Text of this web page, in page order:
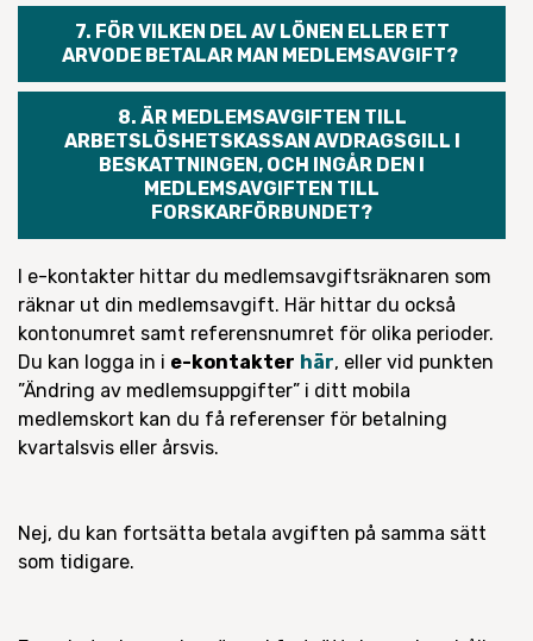
7. FÖR VILKEN DEL AV LÖNEN ELLER ETT
ARVODE BETALAR MAN MEDLEMSAVGIFT?
8. ÄR MEDLEMSAVGIFTEN TILL
ARBETSLÖSHETSKASSAN AVDRAGSGILL I
BESKATTNINGEN, OCH INGÅR DEN I
MEDLEMSAVGIFTEN TILL
FORSKARFÖRBUNDET?
I e-kontakter hittar du medlemsavgiftsräknaren som
räknar ut din medlemsavgift. Här hittar du också
kontonumret samt referensnumret för olika perioder.
Du kan logga in i e-kontakter här, eller vid punkten
”Ändring av medlemsuppgifter” i ditt mobila
medlemskort kan du få referenser för betalning
kvartalsvis eller årsvis.
Nej, du kan fortsätta betala avgiften på samma sätt
som tidigare.